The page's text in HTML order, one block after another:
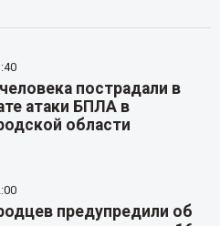
пострадали в
атаки БПЛА в
области
предупредили об